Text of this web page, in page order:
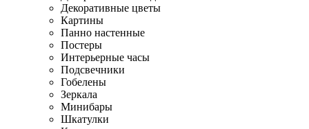
Декоративные цветы
Картины
Панно настенные
Постеры
Интерьерные часы
Подсвечники
Гобелены
Зеркала
Минибары
Шкатулки